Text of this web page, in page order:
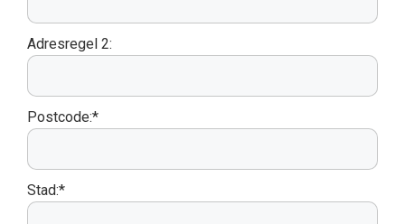
Adresregel 2:
Postcode:*
Stad:*